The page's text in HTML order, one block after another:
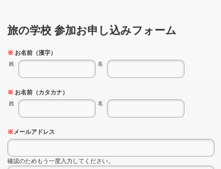
旅の学校 参加お申し込みフォーム
※ お名前（漢字）
姓 名
※ お名前（カタカナ）
姓 名
※ メールアドレス
確認のためもう一度入力してください。